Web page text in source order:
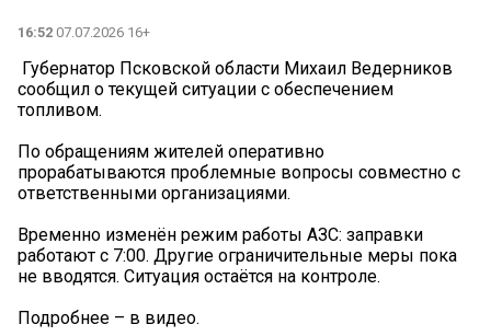
16:52 07.07.2026 16+
️ Губернатор Псковской области Михаил Ведерников
сообщил о текущей ситуации с обеспечением
топливом.
По обращениям жителей оперативно
прорабатываются проблемные вопросы совместно с
ответственными организациями.
Временно изменён режим работы АЗС: заправки
работают с 7:00. Другие ограничительные меры пока
не вводятся. Ситуация остаётся на контроле.
Подробнее – в видео.